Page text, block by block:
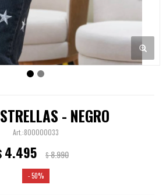
- NEGRO
800000033
4.495 $8.990
50